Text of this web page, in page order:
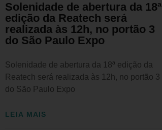
Solenidade de abertura da 18ª
edição da Reatech será
realizada às 12h, no portão 3
do São Paulo Expo
Solenidade de abertura da 18ª edição da
Reatech será realizada às 12h, no portão 3
do São Paulo Expo
LEIA MAIS